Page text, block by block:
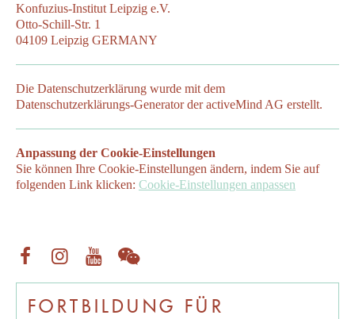
Konfuzius-Institut Leipzig e.V.
Otto-Schill-Str. 1
04109 Leipzig GERMANY
Die Datenschutzerklärung wurde mit dem
Datenschutzerklärungs-Generator der activeMind AG erstellt.
Anpassung der Cookie-Einstellungen
Sie können Ihre Cookie-Einstellungen ändern, indem Sie auf
folgenden Link klicken: Cookie-Einstellungen anpassen
FORTBILDUNG FÜR